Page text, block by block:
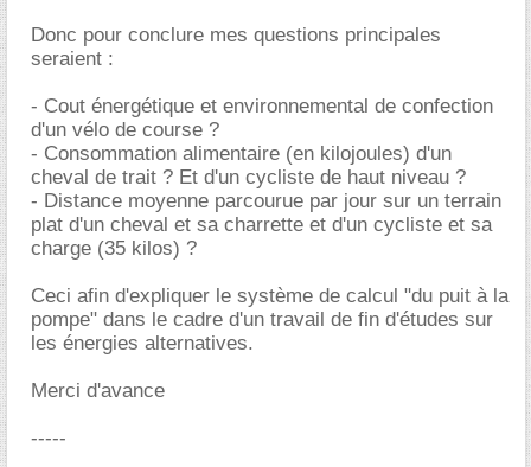
Donc pour conclure mes questions principales
seraient :
- Cout énergétique et environnemental de confection
d'un vélo de course ?
- Consommation alimentaire (en kilojoules) d'un
cheval de trait ? Et d'un cycliste de haut niveau ?
- Distance moyenne parcourue par jour sur un terrain
plat d'un cheval et sa charrette et d'un cycliste et sa
charge (35 kilos) ?
Ceci afin d'expliquer le système de calcul "du puit à la
pompe" dans le cadre d'un travail de fin d'études sur
les énergies alternatives.
Merci d'avance
-----